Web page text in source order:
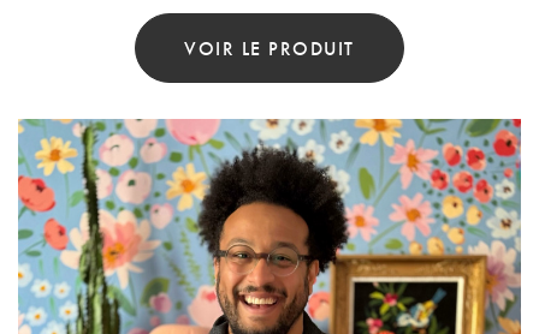
Variations.
Options
Peuvent
Être
VOIR LE PRODUIT